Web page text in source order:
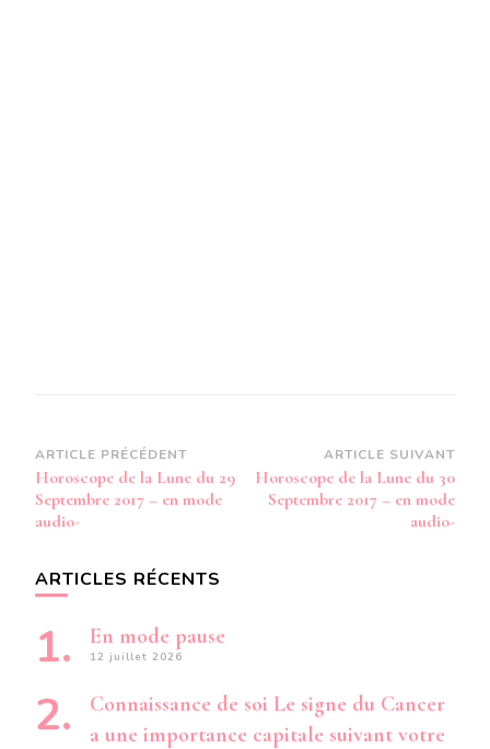
Navigation
d’article
ARTICLE PRÉCÉDENT
Horoscope de la Lune du 29
Septembre 2017 – en mode
audio-
ARTICLE SUIVANT
Horoscope de la Lune du 30
Septembre 2017 – en mode
audio-
ARTICLES RÉCENTS
En mode pause
12 juillet 2026
Connaissance de soi Le signe du Cancer
a une importance capitale suivant votre